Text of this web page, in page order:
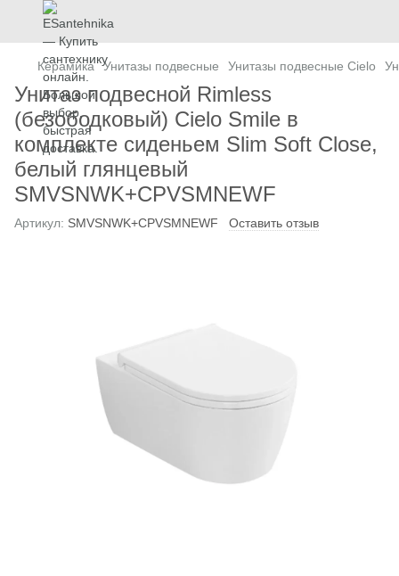
Керамика Унитазы подвесные Унитазы подвесные Cielo
Унитаз подвесной Rimless
(безободковый) Cielo Smile в
комплекте сиденьем Slim Soft Close,
белый глянцевый
SMVSNWK+CPVSMNEWF
Артикул: SMVSNWK+CPVSMNEWF Оставить отзыв